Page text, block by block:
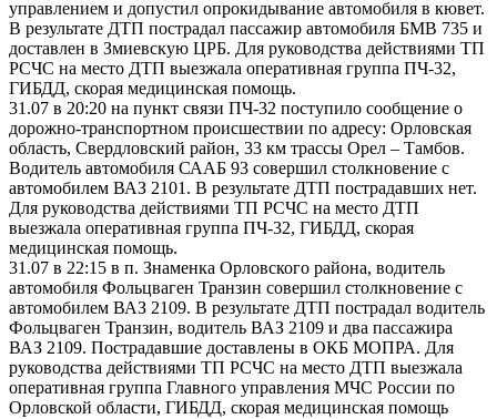
управлением и допустил опрокидывание автомобиля в кювет.
В результате ДТП пострадал пассажир автомобиля БМВ 735 и
доставлен в Змиевскую ЦРБ. Для руководства действиями ТП
РСЧС на место ДТП выезжала оперативная группа ПЧ-32,
ГИБДД, скорая медицинская помощь.
31.07 в 20:20 на пункт связи ПЧ-32 поступило сообщение о
дорожно-транспортном происшествии по адресу: Орловская
область, Свердловский район, 33 км трассы Орел – Тамбов.
Водитель автомобиля СААБ 93 совершил столкновение с
автомобилем ВАЗ 2101. В результате ДТП пострадавших нет.
Для руководства действиями ТП РСЧС на место ДТП
выезжала оперативная группа ПЧ-32, ГИБДД, скорая
медицинская помощь.
31.07 в 22:15 в п. Знаменка Орловского района, водитель
автомобиля Фольцваген Транзин совершил столкновение с
автомобилем ВАЗ 2109. В результате ДТП пострадал водитель
Фольцваген Транзин, водитель ВАЗ 2109 и два пассажира
ВАЗ 2109. Пострадавшие доставлены в ОКБ МОПРА. Для
руководства действиями ТП РСЧС на место ДТП выезжала
оперативная группа Главного управления МЧС России по
Орловской области, ГИБДД, скорая медицинская помощь